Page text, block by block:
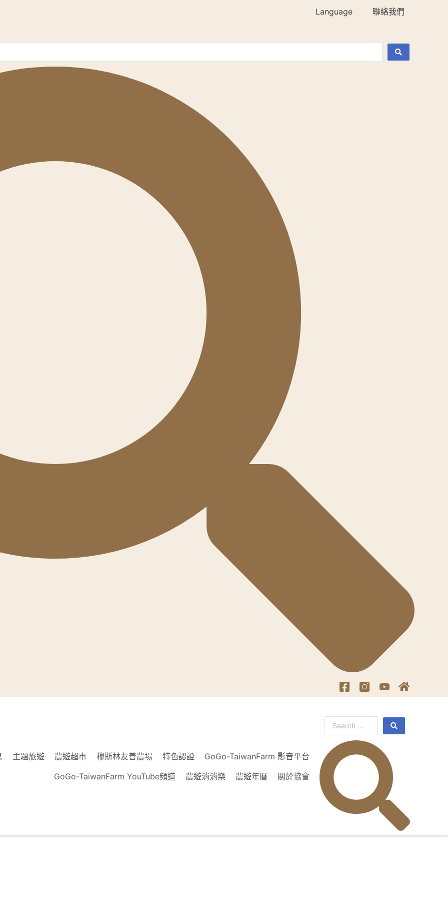
Language 聯絡我們
主題旅遊 農遊超市 穆斯林友善農場 特色認證
GoGo-TaiwanFarm 影音平台
GoGo-TaiwanFarm YouTube頻道
農遊消消樂 農遊年曆 關於協會